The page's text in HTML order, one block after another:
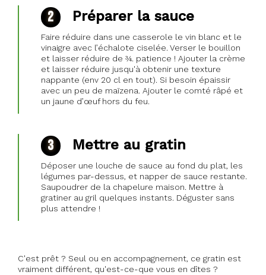
Préparer la sauce
Faire réduire dans une casserole le vin blanc et le
vinaigre avec l’échalote ciselée. Verser le bouillon
et laisser réduire de ¾. patience ! Ajouter la crème
et laisser réduire jusqu'à obtenir une texture
nappante (env 20 cl en tout). Si besoin épaissir
avec un peu de maïzena. Ajouter le comté râpé et
un jaune d’œuf hors du feu.
Mettre au gratin
Déposer une louche de sauce au fond du plat, les
légumes par-dessus, et napper de sauce restante.
Saupoudrer de la chapelure maison. Mettre à
gratiner au gril quelques instants. Déguster sans
plus attendre !
C'est prêt ? Seul ou en accompagnement, ce gratin est
vraiment différent, qu'est-ce-que vous en dîtes ?